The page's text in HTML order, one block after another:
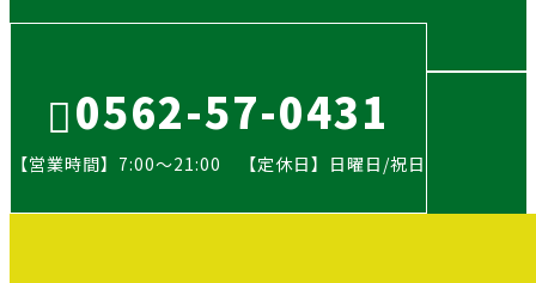
0562-57-0431
【営業時間】7:00～21:00 【定休日】日曜日/祝日